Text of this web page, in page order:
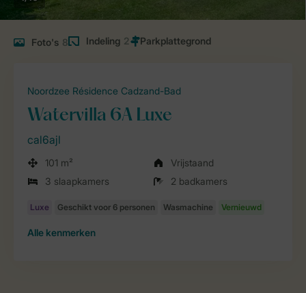
Foto's 8 Indeling 2
Noordzee Résidence Cadzand-Bad
Watervilla 6A Luxe
cal6ajl
101 m²
Vrijstaand
3 slaapkamers
2 badkamers
Alle kenmerken